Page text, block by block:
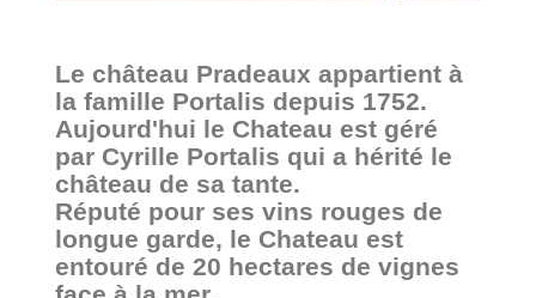
Le château Pradeaux appartient à
la famille Portalis depuis 1752.
Aujourd'hui le Chateau est géré
par Cyrille Portalis qui a hérité le
château de sa tante.
Réputé pour ses vins rouges de
longue garde, le Chateau est
entouré de 20 hectares de vignes